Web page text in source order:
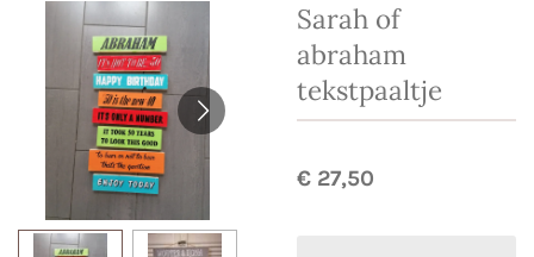
Sarah of
abraham
tekstpaaltje
€ 27,50